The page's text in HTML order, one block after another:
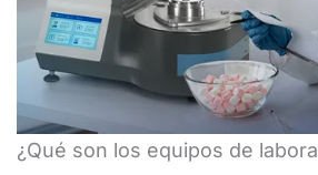
¿Qué son los equipos de